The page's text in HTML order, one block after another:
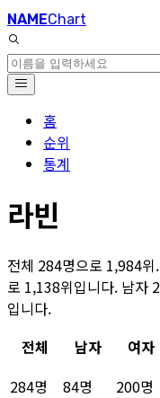
NAMEChart
홈
순위
통계
라빈
전체 284명으로 1,984
로 1,138위입니다. 남자
입니다.
전체
남자
여자
284명
84명 200명